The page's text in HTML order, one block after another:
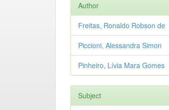
Author
Freitas, Ronaldo Robson de
Piccioni, Alessandra Simon
Pinheiro, Lívia Mara Gomes
Subject